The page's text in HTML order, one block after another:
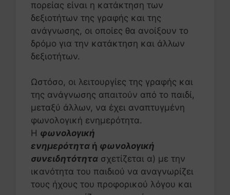
πορείας είναι η κατάκτηση των
δεξιοτήτων της γραφής και της
ανάγνωσης, οι οποίες θα ανοίξουν το
δρόμο για την κατάκτηση και άλλων
δεξιοτήτων.
Ωστόσο, οι λειτουργίες της γραφής και
της ανάγνωσης απαιτούν από το παιδί,
μεταξύ άλλων, να έχει αναπτυγμένη
φωνολογική ενημερότητα.
Η φωνολογική
ενημερότητα ή φωνολογική
συνειδητότητα σχετίζεται α) με την
ικανότητα του παιδιού να αναγνωρίζει
τους ήχους του προφορικού λόγου και